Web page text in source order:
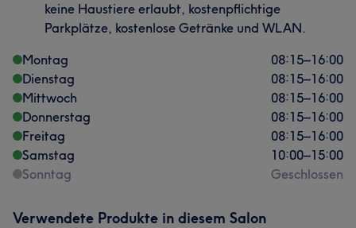
keine Haustiere erlaubt, kostenpflichtige
Parkplätze, kostenlose Getränke und WLAN.
Montag
08:15–16:00
Dienstag
08:15–16:00
Mittwoch
08:15–16:00
Donnerstag
08:15–16:00
Freitag
08:15–16:00
Samstag
10:00–15:00
Sonntag
Geschlossen
Verwendete Produkte in diesem Salon